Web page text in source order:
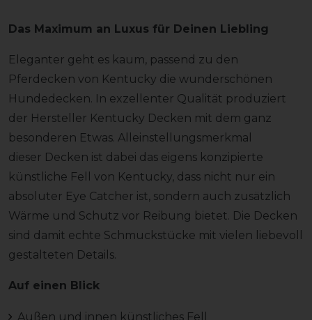
Das Maximum an Luxus für Deinen Liebling
Eleganter geht es kaum, passend zu den
Pferdecken von Kentucky die wunderschönen
Hundedecken. In exzellenter Qualität produziert
der Hersteller Kentucky Decken mit dem ganz
besonderen Etwas. Alleinstellungsmerkmal
dieser Decken ist dabei das eigens konzipierte
künstliche Fell von Kentucky, dass nicht nur ein
absoluter Eye Catcher ist, sondern auch zusätzlich
Wärme und Schutz vor Reibung bietet. Die Decken
sind damit echte Schmuckstücke mit vielen liebevoll
gestalteten Details.
Auf einen Blick
Außen und innen künstliches Fell